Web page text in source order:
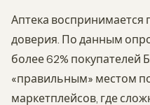
Аптека воспринимается
доверия. По данным
более 62% покупателей
«правильным» местом
маркетплейсов, где